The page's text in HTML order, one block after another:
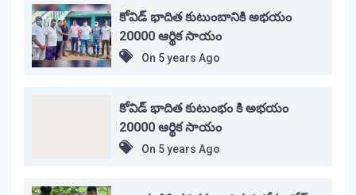
కోవిడ్ భాదిత కుటుంబానికి అభయం
20000 ఆర్థిక సాయం
On 5 years Ago
కోవిడ్ భాదిత కుటుంభం కి అభయం
20000 ఆర్థిక సాయం
On 5 years Ago